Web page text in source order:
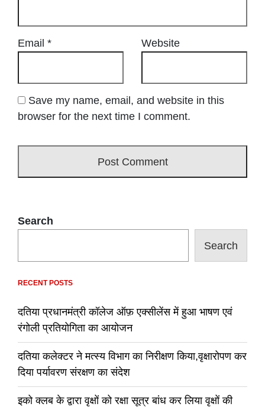
Email * Website
Save my name, email, and website in this
browser for the next time I comment.
Search
Search
RECENT POSTS
दतिया प्रधानमंत्री कॉलेज ऑफ़ एक्सीलेंस में हुआ भाषण एवं
रंगोली प्रतियोगिता का आयोजन
दतिया कलेक्टर ने मत्स्य विभाग का निरीक्षण किया,वृक्षारोपण कर
दिया पर्यावरण संरक्षण का संदेश
इको क्लब के द्वारा वृक्षों को रक्षा सूत्र बांध कर लिया वृक्षों की